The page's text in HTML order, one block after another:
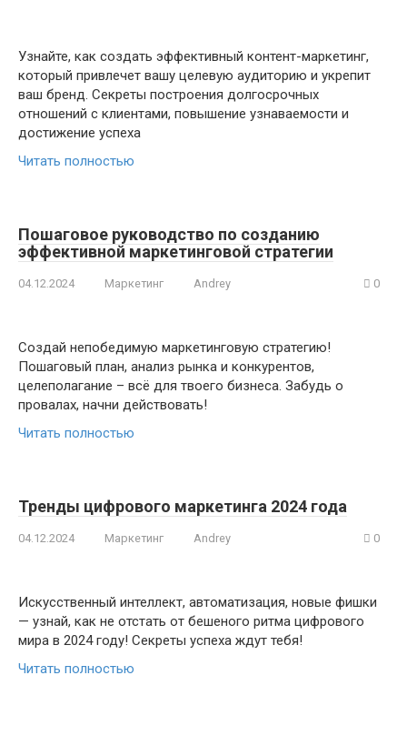
Узнайте, как создать эффективный контент-маркетинг,
который привлечет вашу целевую аудиторию и укрепит
ваш бренд. Секреты построения долгосрочных
отношений с клиентами, повышение узнаваемости и
достижение успеха
Читать полностью
Пошаговое руководство по созданию
эффективной маркетинговой стратегии
04.12.2024 Маркетинг Andrey 0
Создай непобедимую маркетинговую стратегию!
Пошаговый план, анализ рынка и конкурентов,
целеполагание – всё для твоего бизнеса. Забудь о
провалах, начни действовать!
Читать полностью
Тренды цифрового маркетинга 2024 года
04.12.2024 Маркетинг Andrey 0
Искусственный интеллект, автоматизация, новые фишки
— узнай, как не отстать от бешеного ритма цифрового
мира в 2024 году! Секреты успеха ждут тебя!
Читать полностью